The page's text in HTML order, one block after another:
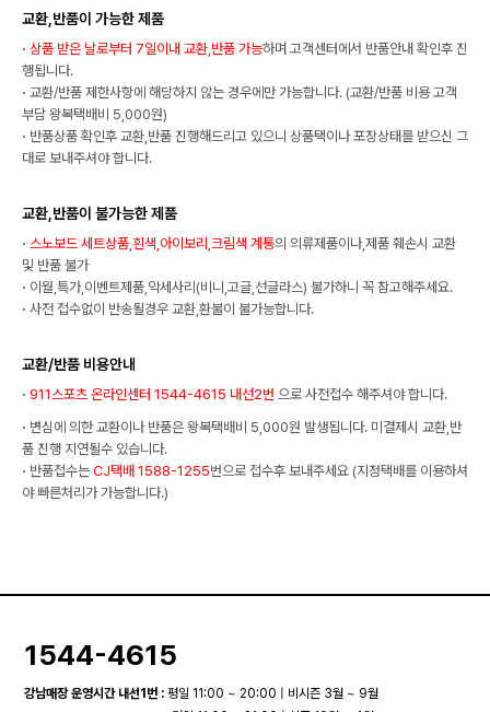
교환,반품이 가능한 제품
· 상품 받은 날로부터 7일이내 교환,반품 가능하며 고객센터에서 반품안내 확인후 진
행됩니다.
· 교환/반품 제한사항에 해당하지 않는 경우에만 가능합니다. (교환/반품 비용 고객
부담 왕복택배비 5,000원)
· 반품상품 확인후 교환,반품 진행해드리고 있으니 상품택이나 포장상태를 받으신 그
대로 보내주셔야 합니다.
교환,반품이 불가능한 제품
· 스노보드 세트상품,흰색,아이보리,크림색 계통의 의류제품이나,제품 훼손시 교환
및 반품 불가
· 이월,특가,이벤트제품,악세사리(비니,고글,선글라스) 불가하니 꼭 참고해주세요.
· 사전 접수없이 반송될경우 교환,환불이 불가능합니다.
교환/반품 비용안내
· 911스포츠 온라인센터 1544-4615 내선2번 으로 사전접수 해주셔야 합니다.
· 변심에 의한 교환이나 반품은 왕복택배비 5,000원 발생됩니다. 미결제시 교환,반
품 진행 지연될수 있습니다.
· 반품접수는 CJ택배 1588-1255번으로 접수후 보내주세요 (지정택배를 이용하셔
야 빠른처리가 가능합니다.)
1544-4615
강남매장 운영시간 내선1번 : 평일 11:00 ~ 20:00 | 비시즌 3월 ~ 9월